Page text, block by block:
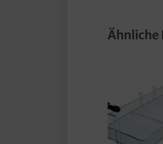
Ähnliche